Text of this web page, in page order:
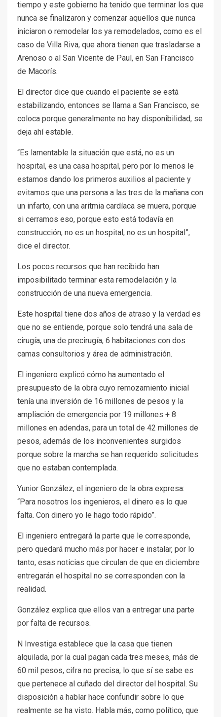
tiempo y este gobierno ha tenido que terminar los que
nunca se finalizaron y comenzar aquellos que nunca
iniciaron o remodelar los ya remodelados, como es el
caso de Villa Riva, que ahora tienen que trasladarse a
Arenoso o al San Vicente de Paul, en San Francisco
de Macorís.
El director dice que cuando el paciente se está
estabilizando, entonces se llama a San Francisco, se
coloca porque generalmente no hay disponibilidad, se
deja ahí estable.
“Es lamentable la situación que está, no es un
hospital, es una casa hospital, pero por lo menos le
estamos dando los primeros auxilios al paciente y
evitamos que una persona a las tres de la mañana con
un infarto, con una aritmia cardíaca se muera, porque
si cerramos eso, porque esto está todavía en
construcción, no es un hospital, no es un hospital”,
dice el director.
Los pocos recursos que han recibido han
imposibilitado terminar esta remodelación y la
construcción de una nueva emergencia.
Este hospital tiene dos años de atraso y la verdad es
que no se entiende, porque solo tendrá una sala de
cirugía, una de precirugía, 6 habitaciones con dos
camas consultorios y área de administración.
El ingeniero explicó cómo ha aumentado el
presupuesto de la obra cuyo remozamiento inicial
tenía una inversión de 16 millones de pesos y la
ampliación de emergencia por 19 millones + 8
millones en adendas, para un total de 42 millones de
pesos, además de los inconvenientes surgidos
porque sobre la marcha se han requerido solicitudes
que no estaban contemplada.
Yunior González, el ingeniero de la obra expresa:
“Para nosotros los ingenieros, el dinero es lo que
falta. Con dinero yo le hago todo rápido”.
El ingeniero entregará la parte que le corresponde,
pero quedará mucho más por hacer e instalar, por lo
tanto, esas noticias que circulan de que en diciembre
entregarán el hospital no se corresponden con la
realidad.
González explica que ellos van a entregar una parte
por falta de recursos.
N Investiga establece que la casa que tienen
alquilada, por la cual pagan cada tres meses, más de
60 mil pesos, cifra no precisa, lo que sí se sabe es
que pertenece al cuñado del director del hospital. Su
disposición a hablar hace confundir sobre lo que
realmente se ha visto. Habla más, como político, que